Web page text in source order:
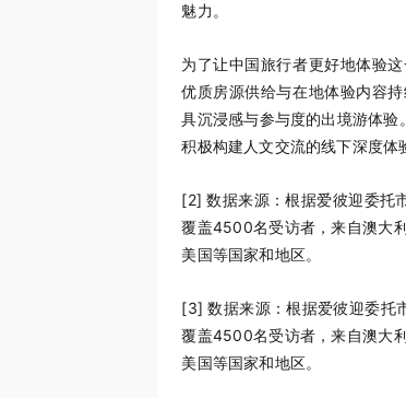
魅力。
为了让中国旅行者更好地体验
优质房源供给与在地体验内容
具沉浸感与参与度的出境游体验
积极构建人文交流的线下深度体
[2] 数据来源：根据爱彼迎委托
覆盖4500名受访者，来自澳大
美国等国家和地区。
[3] 数据来源：根据爱彼迎委托
覆盖4500名受访者，来自澳大
美国等国家和地区。